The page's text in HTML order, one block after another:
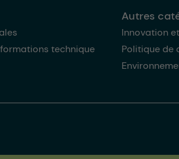
technique
Autres
Innovation
Politique de